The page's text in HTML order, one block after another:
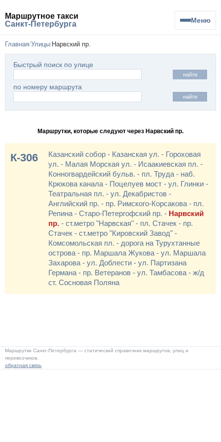
Маршрутное такси
Санкт-Петербурга
Меню
Главная Улицы Нарвский пр.
Быстрый поиск по улице
найти
по номеру маршрута
найти
Маршрутки, которые следуют через Нарвский пр.
К-306
Казанский собор - Казанская ул. - Гороховая
ул. - Малая Морская ул. - Исаакиевская пл. -
Конногвардейский бульв. - пл. Труда - наб.
Крюкова канала - Поцелуев мост - ул. Глинки -
Театральная пл. - ул. Декабристов -
Английский пр. - пр. Римского-Корсакова - пл.
Репина - Старо-Петергофский пр. - Нарвский
пр. - ст.метро "Нарвская" - пл. Стачек - пр.
Стачек - ст.метро "Кировский Завод" -
Комсомольская пл. - дорога на Турухтанные
острова - пр. Маршала Жукова - ул. Маршала
Захарова - ул. Доблести - ул. Партизана
Германа - пр. Ветеранов - ул. Тамбасова - ж/д
ст. Сосновая Поляна
Маршрутки Санкт-Петербурга — статический справочник маршрутов, улиц и
перевозчиков.
обратная связь